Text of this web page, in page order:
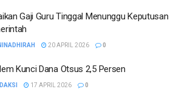
Gaji Guru Tinggal Menunggu Keputusan
20 APRIL 2026 0
Kunci Dana Otsus 2,5 Persen
17 APRIL 2026 0